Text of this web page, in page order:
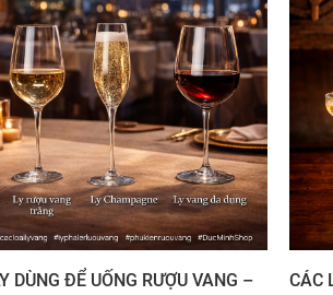
DÙNG ĐỂ UỐNG RƯỢU VANG –
CÁC